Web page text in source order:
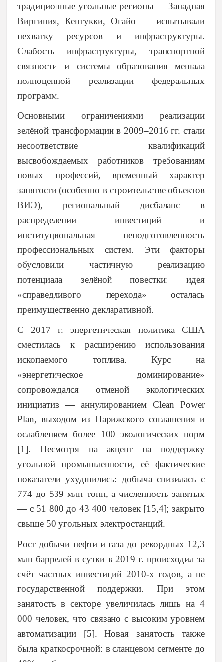
традиционные угольные регионы — Западная
Виргиния, Кентукки, Огайо — испытывали
нехватку ресурсов и инфраструктуры.
Слабость инфраструктуры, транспортной
связности и системы образования мешала
полноценной реализации федеральных
программ.
Основными ограничениями реализации
зелёной трансформации в 2009–2016 гг. стали
несоответствие квалификаций
высвобождаемых работников требованиям
новых профессий, временный характер
занятости (особенно в строительстве объектов
ВИЭ), региональный дисбаланс в
распределении инвестиций и
институциональная неподготовленность
профессиональных систем. Эти факторы
обусловили частичную реализацию
потенциала зелёной повестки: идея
«справедливого перехода» осталась
преимущественно декларативной.
С 2017 г. энергетическая политика США
сместилась к расширению использования
ископаемого топлива. Курс на
«энергетическое доминирование»
сопровождался отменой экологических
инициатив — аннулированием Clean Power
Plan, выходом из Парижского соглашения и
ослаблением более 100 экологических норм
[1]. Несмотря на акцент на поддержку
угольной промышленности, её фактические
показатели ухудшились: добыча снизилась с
774 до 539 млн тонн, а численность занятых
— с 51 800 до 43 400 человек [15,4]; закрыто
свыше 50 угольных электростанций.
Рост добычи нефти и газа до рекордных 12,3
млн баррелей в сутки в 2019 г. происходил за
счёт частных инвестиций 2010-х годов, а не
государственной поддержки. При этом
занятость в секторе увеличилась лишь на 4
000 человек, что связано с высоким уровнем
автоматизации [5]. Новая занятость также
была краткосрочной: в сланцевом сегменте до